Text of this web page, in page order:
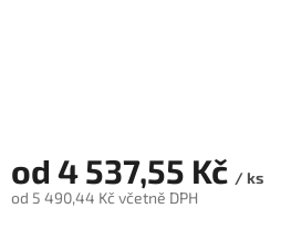
od 4 537,55 Kč / ks
od 5 490,44 Kč včetně DPH